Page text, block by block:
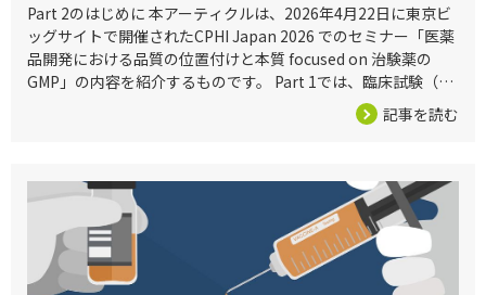
Part 2のはじめに 本アーティクルは、2026年4月22日に東京ビ
ッグサイトで開催されたCPHI Japan 2026 でのセミナー「医薬
品開発における品質の位置付けと本質 focused on 治験薬の
GMP」の内容を紹介するものです。 Part 1では、臨床試験（治
記事を読む